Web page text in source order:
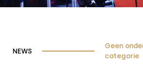
NEWS
Geen
categorie